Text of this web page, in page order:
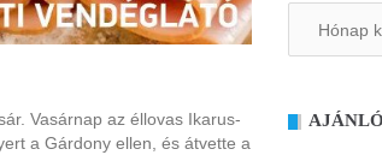
Vasárnap az éllovas Ikarus-
a Gárdony ellen, és átvette a
AJÁNLÓ